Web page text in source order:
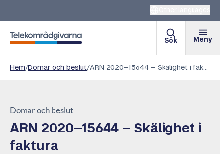
Telekområdgivarna
Sök Meny
Hem/Domar och beslut/ ARN 2020–15644 – Skälighet i faktura
Domar och beslut
ARN 2020–15644 – Skälighet i
faktura